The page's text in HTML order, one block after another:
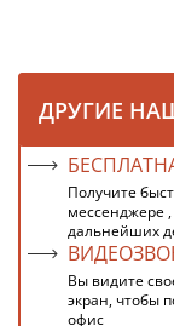
ДРУГИЕ
Получите
мессенджере
дальнейших
Вы видите
экран, чтобы
офис